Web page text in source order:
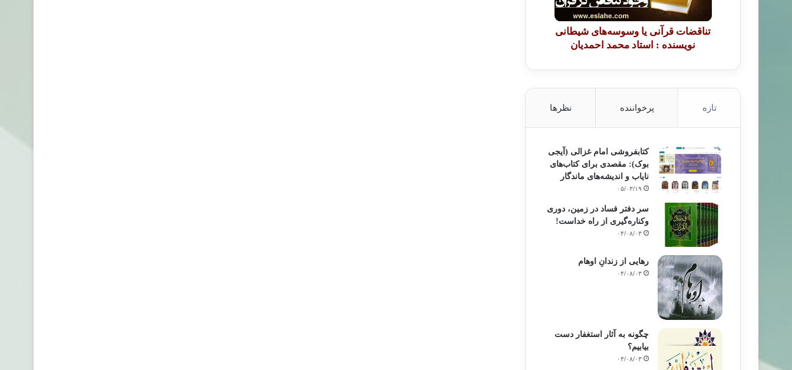
تناقضات قرآنی یا وسوسه‌های شیطانی
نویسنده : استاد محمد احمدیان
تازه پرخواننده نظرها
کتابفروشی امام غزالی (آیجی
بوک): مقصدی برای کتاب‌های
نایاب و اندیشه‌های ماندگار
۰۵/۰۳/۱۹
سر دفتر فساد در زمین‌، دوری
وکناره‌گیری از راه خداست‌!
۰۴/۰۸/۰۳
رهایی از زندانِ اوهام
۰۴/۰۸/۰۳
چگونه به آثار استغفار دست
بیابیم؟
۰۴/۰۸/۰۳